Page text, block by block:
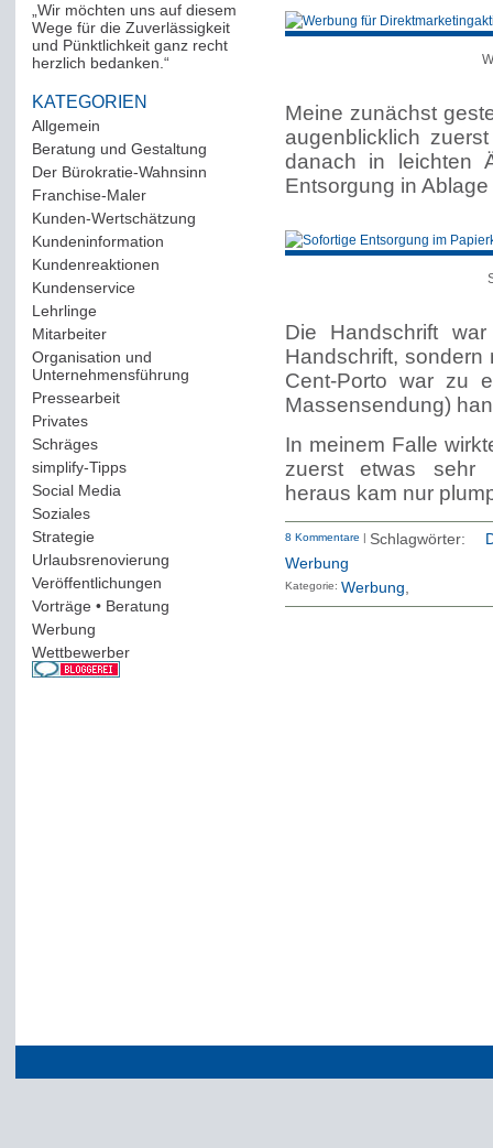
„Wir möchten uns auf diesem
Wege für die Zuverlässigkeit
und Pünktlichkeit ganz recht
herzlich bedanken.“
KATEGORIEN
Allgemein
Beratung und Gestaltung
Der Bürokratie-Wahnsinn
Franchise-Maler(42)
Kunden-Wertschätzung
Kundeninformation
Kundenreaktionen
Kundenservice(178)
Lehrlinge(54)
Mitarbeiter(163)
Organisation und
Unternehmensführung
Pressearbeit(12)
Privates(193)
Schräges(161)
simplify-Tipps(123)
Social Media
Soziales(37)
Strategie(220)
Urlaubsrenovierung
Veröffentlichungen
Vorträge • Beratung
Werbung
Wettbewerber(61)
Meine zunächst
augenblicklich
danach in leichten
Entsorgung in Ablage
Die Handschrift
Handschrift,
Cent-Porto war zu
Massensendung)
In meinem Falle
zuerst etwas sehr
heraus kam nur
8 Kommentare | Schlagwörter:
Werbung
Kategorie: Werbung